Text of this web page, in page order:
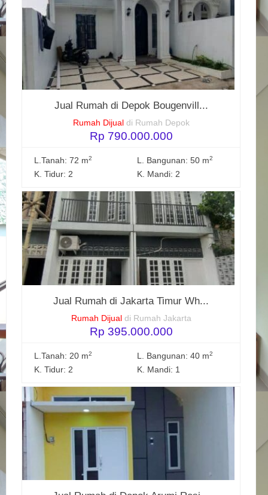
Jual Rumah di Depok Bougenvill...
Rumah Dijual di Rumah Depok
Rp 790.000.000
L.Tanah: 72 m2 L. Bangunan: 50 m2
K. Tidur: 2 K. Mandi: 2
Jual Rumah di Jakarta Timur Wh...
Rumah Dijual di Rumah Jakarta
Rp 395.000.000
L.Tanah: 20 m2 L. Bangunan: 40 m2
K. Tidur: 2 K. Mandi: 1